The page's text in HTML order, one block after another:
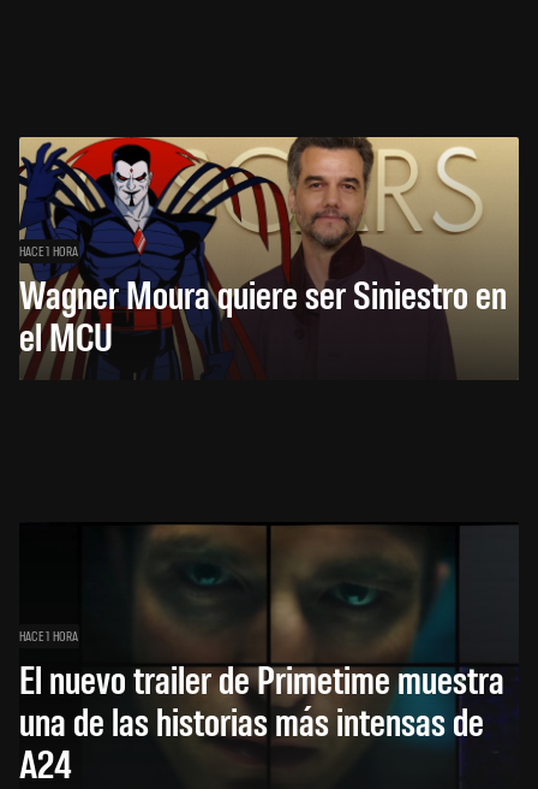
HACE 1 HORA
Wagner Moura quiere ser Siniestro en
el MCU
HACE 1 HORA
El nuevo trailer de Primetime muestra
una de las historias más intensas de
A24